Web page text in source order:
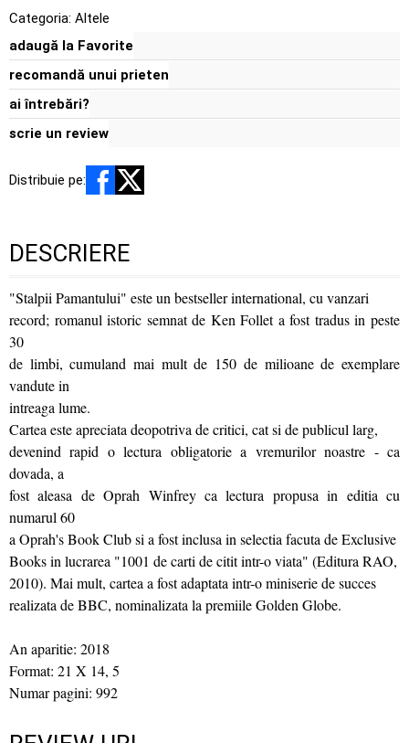
Categoria: Altele
adaugă la Favorite
recomandă unui prieten
ai întrebări?
scrie un review
Distribuie pe:
DESCRIERE
"Stalpii Pamantului" este un bestseller international, cu vanzari
record; romanul istoric semnat de Ken Follet a fost tradus in peste
30
de limbi, cumuland mai mult de 150 de milioane de exemplare
vandute in
intreaga lume.
Cartea este apreciata deopotriva de critici, cat si de publicul larg,
devenind rapid o lectura obligatorie a vremurilor noastre - ca
dovada, a
fost aleasa de Oprah Winfrey ca lectura propusa in editia cu
numarul 60
a Oprah's Book Club si a fost inclusa in selectia facuta de Exclusive
Books in lucrarea "1001 de carti de citit intr-o viata" (Editura RAO,
2010). Mai mult, cartea a fost adaptata intr-o miniserie de succes
realizata de BBC, nominalizata la premiile Golden Globe.
An aparitie: 2018
Format: 21 X 14, 5
Numar pagini: 992